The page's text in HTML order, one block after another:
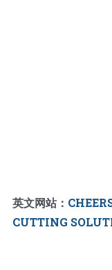
英文网站：
CUTTING